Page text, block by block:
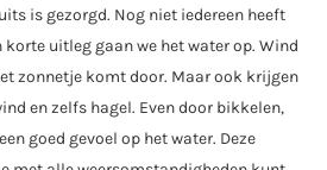
is gezorgd. Nog niet iedereen heeft
korte uitleg gaan we het water op. Wind
zonnetje komt door. Maar ook krijgen
en zelfs hagel. Even door bikkelen,
goed gevoel op het water. Deze